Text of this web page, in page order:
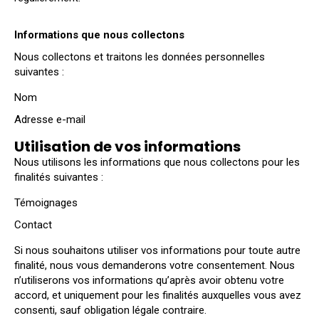
Informations que nous collectons
Nous collectons et traitons les données personnelles
suivantes :
Nom
Adresse e-mail
Utilisation de vos informations
Nous utilisons les informations que nous collectons pour les
finalités suivantes :
Témoignages
Contact
Si nous souhaitons utiliser vos informations pour toute autre
finalité, nous vous demanderons votre consentement. Nous
n’utiliserons vos informations qu’après avoir obtenu votre
accord, et uniquement pour les finalités auxquelles vous avez
consenti, sauf obligation légale contraire.